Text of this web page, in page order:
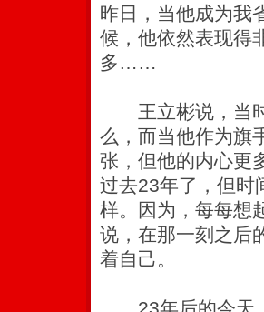
昨日，当他成为我
候，他依然表现得
多……
王立彬说，当时
么，而当他作为旗
张，但他的内心更
过去23年了，但时
样。因为，每每想
说，在那一刻之后
着自己。